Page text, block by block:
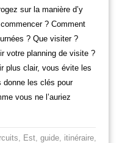
sur la manière d’y
? Comment
? Que visiter ?
votre planning de visite ?
plus clair, vous évite les
les clés pour
vous ne l’auriez
Est, guide, itinéraire,